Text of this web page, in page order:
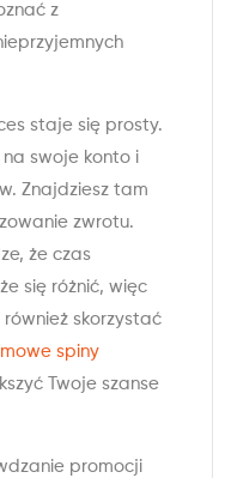
z
staje się prosty.
swoje konto i
Znajdziesz tam
zwrotu.
że czas
się różnić, więc
skorzystać
spiny
Twoje szanse
promocji